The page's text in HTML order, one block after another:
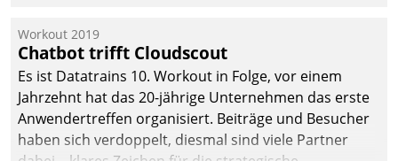
Einsparungen durch optimierte und automatisierte
Prozesse. Doch man darf nicht zu viel erwarten: Allein
mit der Einführung einer neuen Software ist es nicht
getan. Die Digitalisierung erfordert von Unternehmen
die Bereitschaft, sich zu überprüfen, zu hinterfragen
und zu verändern.
Workout 2019
Chatbot trifft Cloudscout
Es ist Datatrains 10. Workout in Folge, vor einem
Jahrzehnt hat das 20-jährige Unternehmen das erste
Anwendertreffen organisiert. Beiträge und Besucher
haben sich verdoppelt, diesmal sind viele Partner